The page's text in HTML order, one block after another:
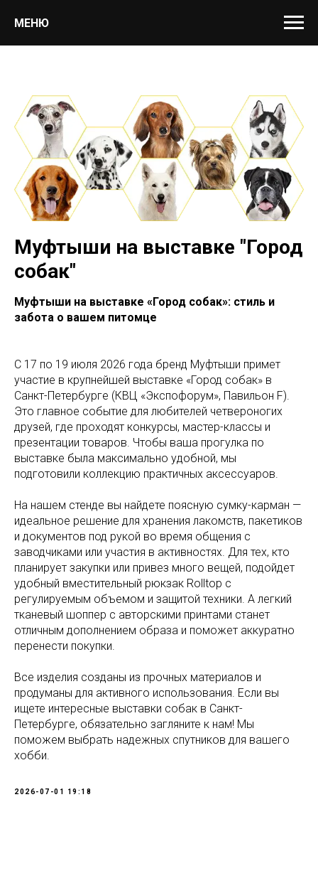
МЕНЮ
Муфтыши на выставке "Город
собак"
Муфтыши на выставке «Город собак»: стиль и
забота о вашем питомце
С 17 по 19 июля 2026 года бренд Муфтыши примет
участие в крупнейшей выставке «Город собак» в
Санкт-Петербурге (КВЦ «Экспофорум», Павильон F).
Это главное событие для любителей четвероногих
друзей, где проходят конкурсы, мастер-классы и
презентации товаров. Чтобы ваша прогулка по
выставке была максимально удобной, мы
подготовили коллекцию практичных аксессуаров.
На нашем стенде вы найдете поясную сумку-карман —
идеальное решение для хранения лакомств, пакетиков
и документов под рукой во время общения с
заводчиками или участия в активностях. Для тех, кто
планирует закупки или привез много вещей, подойдет
удобный вместительный рюкзак Rolltop с
регулируемым объемом и защитой техники. А легкий
тканевый шоппер с авторскими принтами станет
отличным дополнением образа и поможет аккуратно
перенести покупки.
Все изделия созданы из прочных материалов и
продуманы для активного использования. Если вы
ищете интересные выставки собак в Санкт-
Петербурге, обязательно загляните к нам! Мы
поможем выбрать надежных спутников для вашего
хобби.
2026-07-01 19:18